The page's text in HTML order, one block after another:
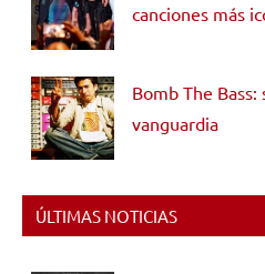
canciones más
Bomb The
vanguardia
ÚLTIMAS NOTICIAS